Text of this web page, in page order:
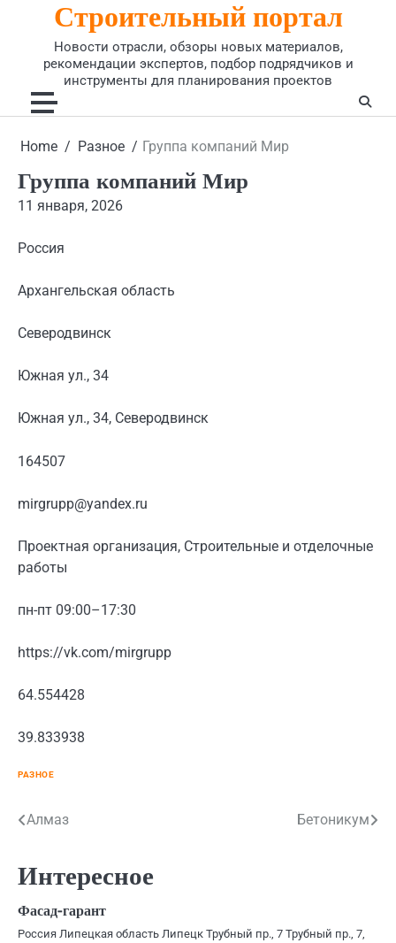
Строительный портал
Новости отрасли, обзоры новых материалов,
рекомендации экспертов, подбор подрядчиков и
инструменты для планирования проектов
Home Разное Группа компаний Мир
Группа компаний Мир
11 января, 2026
Россия
Архангельская область
Северодвинск
Южная ул., 34
Южная ул., 34, Северодвинск
164507
mirgrupp@yandex.ru
Проектная организация, Строительные и отделочные
работы
пн-пт 09:00–17:30
https://vk.com/mirgrupp
64.554428
39.833938
РАЗНОЕ
Навигация
записям
Алмаз Бетоникум
Интересное
Фасад-гарант
Россия Липецкая область Липецк Трубный пр., 7 Трубный пр., 7,